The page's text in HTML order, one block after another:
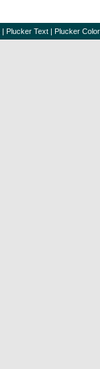
| Plucker Text | Plucker Color